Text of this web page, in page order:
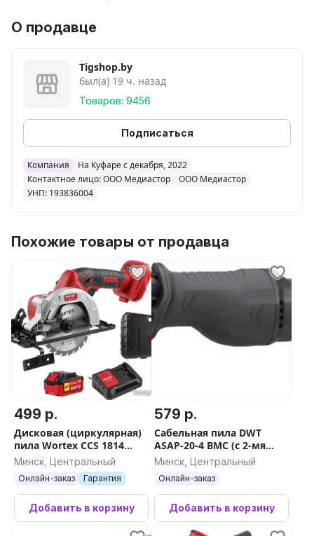
О продавце
Tigshop.by
был(а) 19 ч. назад
Товаров: 9456
Подписаться
Компания
На Куфаре с декабря, 2022
Контактное лицо: ООО Медиастор
ООО Медиастор
УНП: 193836004
Похожие товары от продавца
499 р.
Дисковая (циркулярная)
пила Wortex CCS 1814
0329269 (с 1-им АКБ)
Минск, Центральный
Онлайн-заказ Гарантия
Добавить в корзину
579 р.
Сабельная пила DWT
ASAP-20-4 BMC (с 2-мя
АКБ, кейс)
Минск, Центральный
Онлайн-заказ
Добавить в корзину